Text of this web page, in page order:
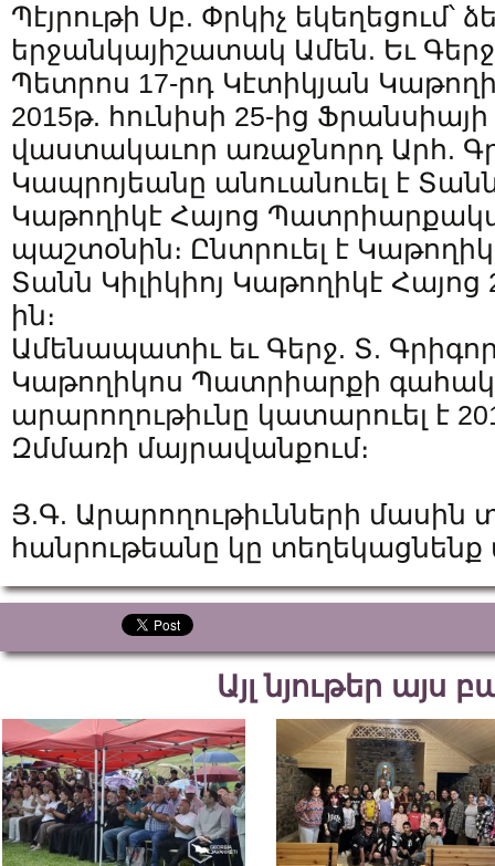
Պէյրութի Սբ. Փրկիչ եկեղեցում՝
երջանկայիշատակ Ամեն. Եւ
Պետրոս 17-րդ Կէտիկյան
2015թ. հունիսի 25-ից
վաստակաւոր առաջնորդ Արհ.
Կապրոյեանը անուանուել է Տանն
Կաթողիկէ Հայոց
պաշտօնին։ Ընտրուել է
Տանն Կիլիկիոյ Կաթողիկէ Հայոց
ին։
Ամենապատիւ եւ Գերջ. Տ.
Կաթողիկոս Պատրիարքի
արարողութիւնը կատարուել է
Զմմառի մայրավանքում։
Յ.Գ. Արարողութիւնների մասին
հանրութեանը կը տեղեկացնենք
Այլ նյութեր այս